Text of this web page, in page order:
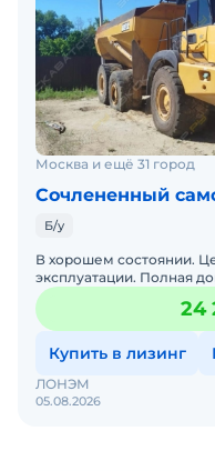
Москва и ещё 31 город
Сочлененный
Б/у
В хорошем состоянии.
эксплуатации. Полная
24
Купить в лизинг
05.08.2026
ЛОНЭМ